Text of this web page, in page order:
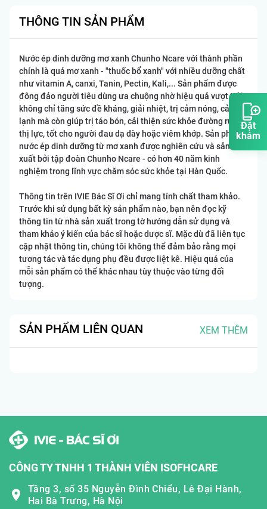
Đặt
khám
THÔNG TIN SẢN PHẨM
Nước ép dinh dưỡng mơ xanh Chunho Ncare với thành phần
chính là quả mơ xanh - "thuốc bổ xanh" với nhiều dưỡng chất
như vitamin A, canxi, Tanin, Pectin, Kali,... Sản phẩm được
đông đảo người tiêu dùng ưa chuộng nhờ hiệu quả vượt trội,
không chỉ tăng sức đề kháng, giải nhiệt, trị cảm nóng, cảm
lạnh mà còn giúp trị táo bón, cải thiện sức khỏe đường ruột,
thị lực, tốt cho người đau dạ dày hoặc viêm khớp. Sản phẩm
nước ép dinh dưỡng từ mơ xanh được nghiên cứu và sản
xuất bởi tập đoàn Chunho Ncare - có hơn 40 năm kinh
nghiệm trong lĩnh vực chăm sóc sức khỏe tại Hàn Quốc.
Thông tin trên IVIE Bác Sĩ Ơi chỉ mang tính chất tham khảo.
Trước khi sử dụng bất kỳ sản phẩm nào, bạn nên đọc kỹ
thông tin từ nhà sản xuất trong tờ hướng dẫn sử dụng và
tham khảo ý kiến của bác sĩ hoặc dược sĩ. Mặc dù đã liên tục
cập nhật thông tin, chúng tôi không thể đảm bảo rằng mọi
tương tác và tác dụng phụ đều được liệt kê. Hiệu quả của
mỗi sản phẩm có thể khác nhau tùy thuộc vào từng đối
tượng.
SẢN PHẨM LIÊN QUAN XEM THÊM
CÔNG TY TNHH 1 THÀNH VIÊN ISOFHCARE
Tầng 3, số 35 Nguyễn Đình Chiểu, Lê Đại Hành,
Hai Bà Trưng, Hà Nội